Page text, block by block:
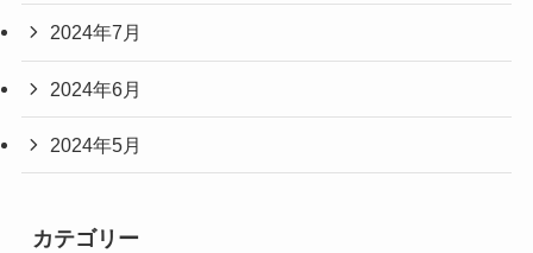
2024年7月
2024年6月
2024年5月
カテゴリー